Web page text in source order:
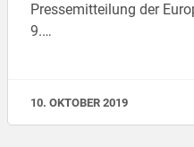
Pressemitteilung der
9.…
10. OKTOBER 2019